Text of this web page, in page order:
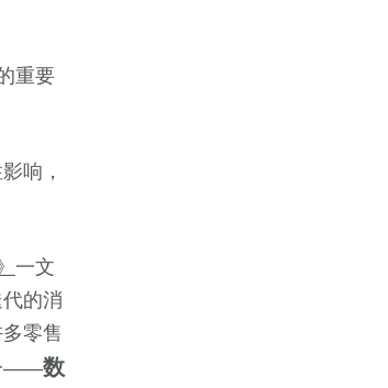
重要
响，
一文
的消
零售
——数